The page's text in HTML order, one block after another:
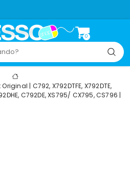
0
| C792, X792DTFE, X792DTE,
C792DE, XS795/ CX795, CS796 |